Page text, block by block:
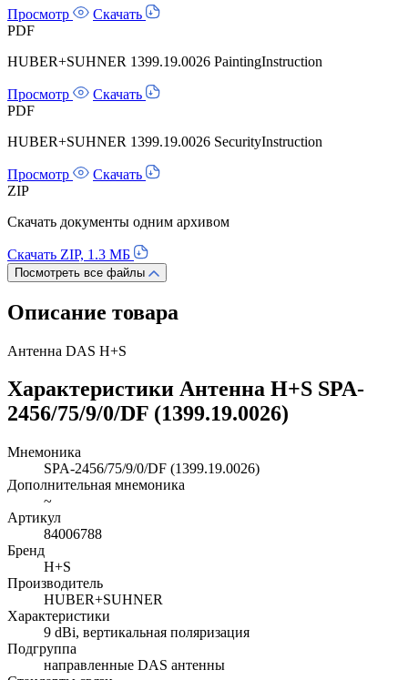
Просмотр
Скачать
PDF
HUBER+SUHNER 1399.19.0026 PaintingInstruction
Просмотр
Скачать
PDF
HUBER+SUHNER 1399.19.0026 SecurityInstruction
Просмотр
Скачать
ZIP
Скачать документы одним архивом
Скачать ZIP, 1.3 МБ
Посмотреть все файлы
Описание товара
Антенна DAS H+S
Характеристики Антенна H+S SPA-
2456/75/9/0/DF (1399.19.0026)
Мнемоника
SPA-2456/75/9/0/DF (1399.19.0026)
Дополнительная мнемоника
~
Артикул
84006788
Бренд
H+S
Производитель
HUBER+SUHNER
Характеристики
9 dBi, вертикальная поляризация
Подгруппа
направленные DAS антенны